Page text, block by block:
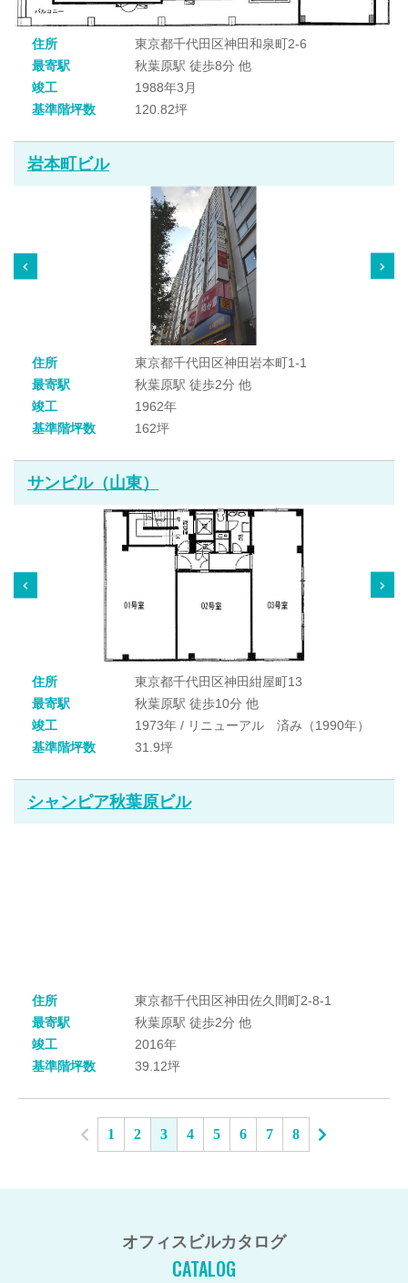
住所
東京都千代田区神田和泉町2-6
最寄駅
秋葉原駅 徒歩8分 他
竣工
1988年3月
基準階坪数
120.82坪
岩本町ビル
住所
東京都千代田区神田岩本町1-1
最寄駅
秋葉原駅 徒歩2分 他
竣工
1962年
基準階坪数
162坪
サンビル（山東）
住所
東京都千代田区神田紺屋町13
最寄駅
秋葉原駅 徒歩10分 他
竣工
1973年 / リニューアル 済み（1990年）
基準階坪数
31.9坪
シャンピア秋葉原ビル
住所
東京都千代田区神田佐久間町2-8-1
最寄駅
秋葉原駅 徒歩2分 他
竣工
2016年
基準階坪数
39.12坪
1 2 3 4 5 6 7 8
オフィスビルカタログ
CATALOG